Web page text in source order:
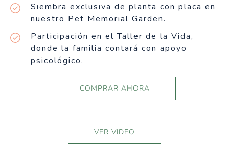
Siembra exclusiva de planta con placa en
nuestro Pet Memorial Garden.
Participación en el Taller de la Vida,
donde la familia contará con apoyo
psicológico.
COMPRAR AHORA
VER VIDEO